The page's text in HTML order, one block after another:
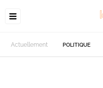
Actuellement POLITIQUE